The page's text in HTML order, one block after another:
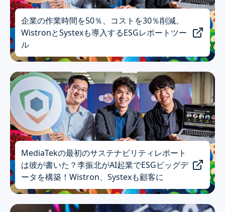
企業の作業時間を50％、コストを30％削減。
WistronとSystexも導入するESGレポートツー
ル
MediaTekの最初のサステナビリティレポート
は彼が書いた？李振北がAI起業でESGビッグデ
ータを構築！Wistron、Systexも顧客に